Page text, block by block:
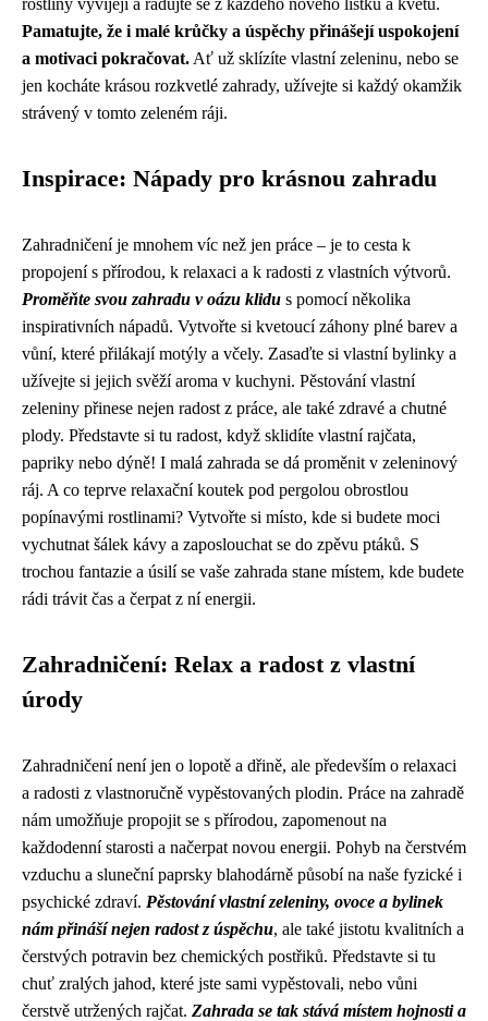
Pamatujte, že i malé krůčky a úspěchy přinášejí uspokojení
a motivaci pokračovat. Ať už sklízíte vlastní zeleninu, nebo se
jen kocháte krásou rozkvetlé zahrady, užívejte si každý okamžik
strávený v tomto zeleném ráji.
Inspirace: Nápady pro krásnou zahradu
Zahradničení je mnohem víc než jen práce – je to cesta k
propojení s přírodou, k relaxaci a k radosti z vlastních výtvorů.
Proměňte svou zahradu v oázu klidu s pomocí několika
inspirativních nápadů. Vytvořte si kvetoucí záhony plné barev a
vůní, které přilákají motýly a včely. Zasaďte si vlastní bylinky a
užívejte si jejich svěží aroma v kuchyni. Pěstování vlastní
zeleniny přinese nejen radost z práce, ale také zdravé a chutné
plody. Představte si tu radost, když sklidíte vlastní rajčata,
papriky nebo dýně! I malá zahrada se dá proměnit v zeleninový
ráj. A co teprve relaxační koutek pod pergolou obrostlou
popínavými rostlinami? Vytvořte si místo, kde si budete moci
vychutnat šálek kávy a zaposlouchat se do zpěvu ptáků. S
trochou fantazie a úsilí se vaše zahrada stane místem, kde budete
rádi trávit čas a čerpat z ní energii.
Zahradničení: Relax a radost z vlastní
úrody
Zahradničení není jen o lopotě a dřině, ale především o relaxaci
a radosti z vlastnoručně vypěstovaných plodin. Práce na zahradě
nám umožňuje propojit se s přírodou, zapomenout na
každodenní starosti a načerpat novou energii. Pohyb na čerstvém
vzduchu a sluneční paprsky blahodárně působí na naše fyzické i
psychické zdraví. Pěstování vlastní zeleniny, ovoce a bylinek
nám přináší nejen radost z úspěchu, ale také jistotu kvalitních a
čerstvých potravin bez chemických postřiků. Představte si tu
chuť zralých jahod, které jste sami vypěstovali, nebo vůni
čerstvě utržených rajčat. Zahrada se tak stává místem hojnosti a